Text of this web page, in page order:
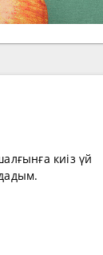
киіз үй